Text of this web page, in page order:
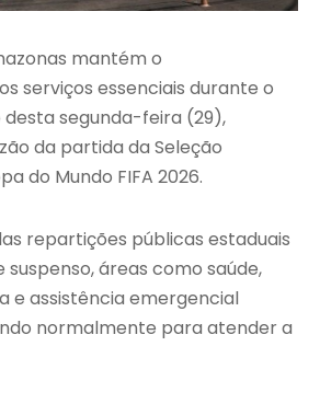
mantém o
serviços essenciais durante o
segunda-feira (29),
da partida da Seleção
do Mundo FIFA 2026.
repartições públicas estaduais
áreas como saúde,
e assistência emergencial
normalmente para atender a